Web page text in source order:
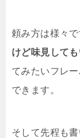
頼み方は様々で
けど味見して
てみたいフレ
できます。
そして先程も